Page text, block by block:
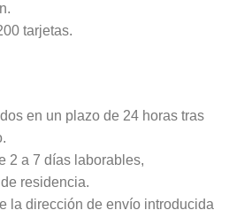
tarjetas.
en un plazo de 24 horas tras
2 a 7 días laborables,
residencia.
la dirección de envío introducida